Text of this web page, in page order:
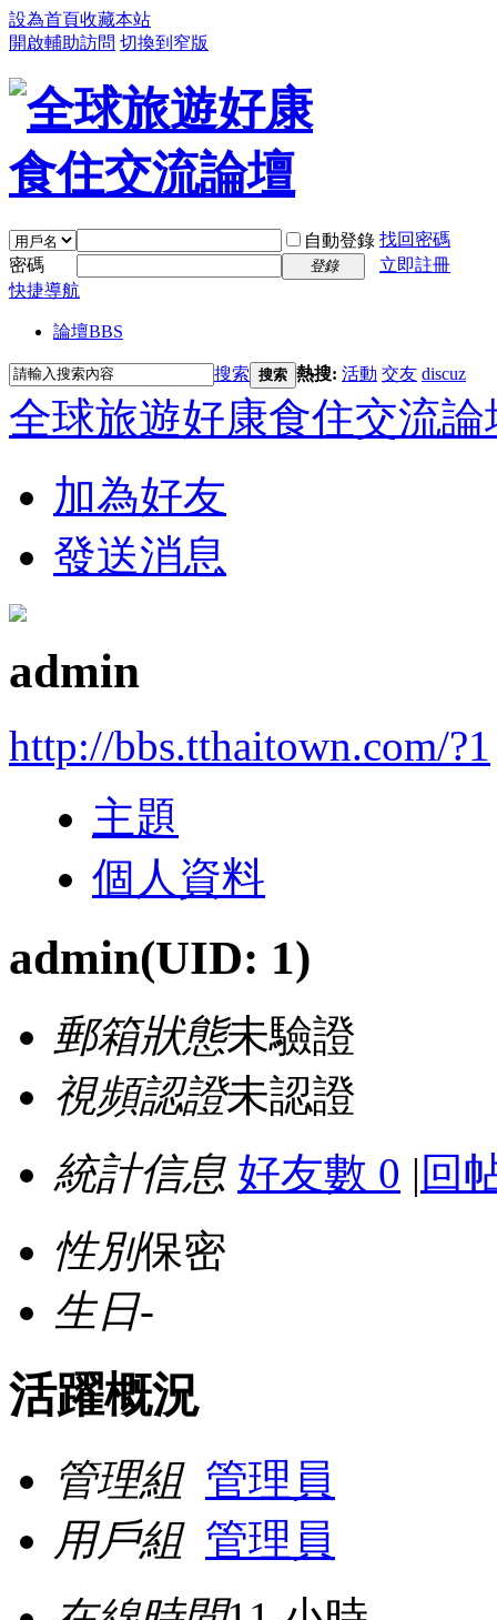
設為首頁收藏本站
開啟輔助訪問 切換到窄版
自動登錄 找回密碼
密碼
登錄
立即註冊
快捷導航
論壇BBS
搜索 搜索 熱搜: 活動 交友 discuz
全球旅遊好康食住交流論
加為好友
發送消息
admin
http://bbs.tthaitown.com/?1
主題
個人資料
admin(UID: 1)
郵箱狀態未驗證
視頻認證未認證
統計信息 好友數 0 | 回
性別保密
生日-
活躍概況
管理組 管理員
用戶組 管理員